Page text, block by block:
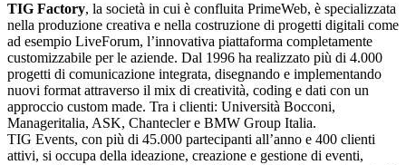
TIG Factory, la società in cui è confluita PrimeWeb, è specializzata
nella produzione creativa e nella costruzione di progetti digitali come
ad esempio LiveForum, l’innovativa piattaforma completamente
customizzabile per le aziende. Dal 1996 ha realizzato più di 4.000
progetti di comunicazione integrata, disegnando e implementando
nuovi format attraverso il mix di creatività, coding e dati con un
approccio custom made. Tra i clienti: Università Bocconi,
Manageritalia, ASK, Chantecler e BMW Group Italia.
TIG Events, con più di 45.000 partecipanti all’anno e 400 clienti
attivi, si occupa della ideazione, creazione e gestione di eventi,